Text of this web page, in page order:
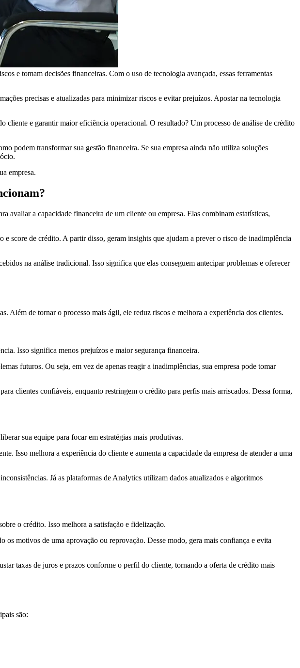
e tomam decisões financeiras. Com o uso de tecnologia avançada, essas ferramentas
precisas e atualizadas para minimizar riscos e evitar prejuízos. Apostar na tecnologia
cliente e garantir maior eficiência operacional. O resultado? Um processo de análise de crédito
podem transformar sua gestão financeira. Se sua empresa ainda não utiliza soluções
empresa.
avaliar a capacidade financeira de um cliente ou empresa. Elas combinam estatísticas,
score de crédito. A partir disso, geram insights que ajudam a prever o risco de inadimplência
na análise tradicional. Isso significa que elas conseguem antecipar problemas e oferecer
Além de tornar o processo mais ágil, ele reduz riscos e melhora a experiência dos clientes.
Isso significa menos prejuízos e maior segurança financeira.
futuros. Ou seja, em vez de apenas reagir a inadimplências, sua empresa pode tomar
clientes confiáveis, enquanto restringem o crédito para perfis mais arriscados. Dessa forma,
sua equipe para focar em estratégias mais produtivas.
Isso melhora a experiência do cliente e aumenta a capacidade da empresa de atender a uma
Já as plataformas de Analytics utilizam dados atualizados e algoritmos
o crédito. Isso melhora a satisfação e fidelização.
motivos de uma aprovação ou reprovação. Desse modo, gera mais confiança e evita
taxas de juros e prazos conforme o perfil do cliente, tornando a oferta de crédito mais
são: